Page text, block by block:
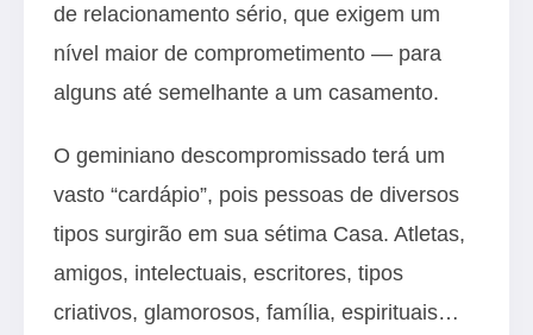
de relacionamento sério, que exigem um
nível maior de comprometimento — para
alguns até semelhante a um casamento.
O geminiano descompromissado terá um
vasto “cardápio”, pois pessoas de diversos
tipos surgirão em sua sétima Casa. Atletas,
amigos, intelectuais, escritores, tipos
criativos, glamorosos, família, espirituais…